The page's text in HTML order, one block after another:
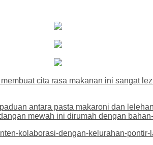
cita rasa makanan ini sangat
antara pasta makaroni dan
mewah ini dirumah dengan
kolaborasi-dengan-kelurahan-